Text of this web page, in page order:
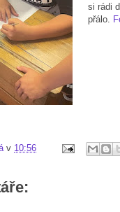
si rádi
přálo.
v 10:56